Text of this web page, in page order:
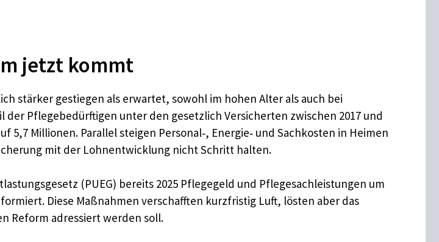
jetzt kommt
stärker gestiegen als erwartet, sowohl im hohen Alter als auch bei
Pflegebedürftigen unter den gesetzlich Versicherten zwischen 2017 und
5,7 Millionen. Parallel steigen Personal‑, Energie‑ und Sachkosten in Heimen
mit der Lohnentwicklung nicht Schritt halten.
(PUEG) bereits 2025 Pflegegeld und Pflegesachleistungen um
Diese Maßnahmen verschafften kurzfristig Luft, lösten aber das
Reform adressiert werden soll.